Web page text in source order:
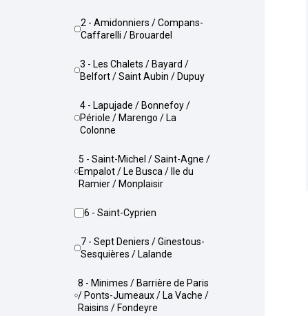
2 - Amidonniers / Compans-
Caffarelli / Brouardel
3 - Les Chalets / Bayard /
Belfort / Saint Aubin / Dupuy
4 - Lapujade / Bonnefoy /
Périole / Marengo / La
Colonne
5 - Saint-Michel / Saint-Agne /
Empalot / Le Busca / Ile du
Ramier / Monplaisir
6 - Saint-Cyprien
7 - Sept Deniers / Ginestous-
Sesquières / Lalande
8 - Minimes / Barrière de Paris
/ Ponts-Jumeaux / La Vache /
Raisins / Fondeyre